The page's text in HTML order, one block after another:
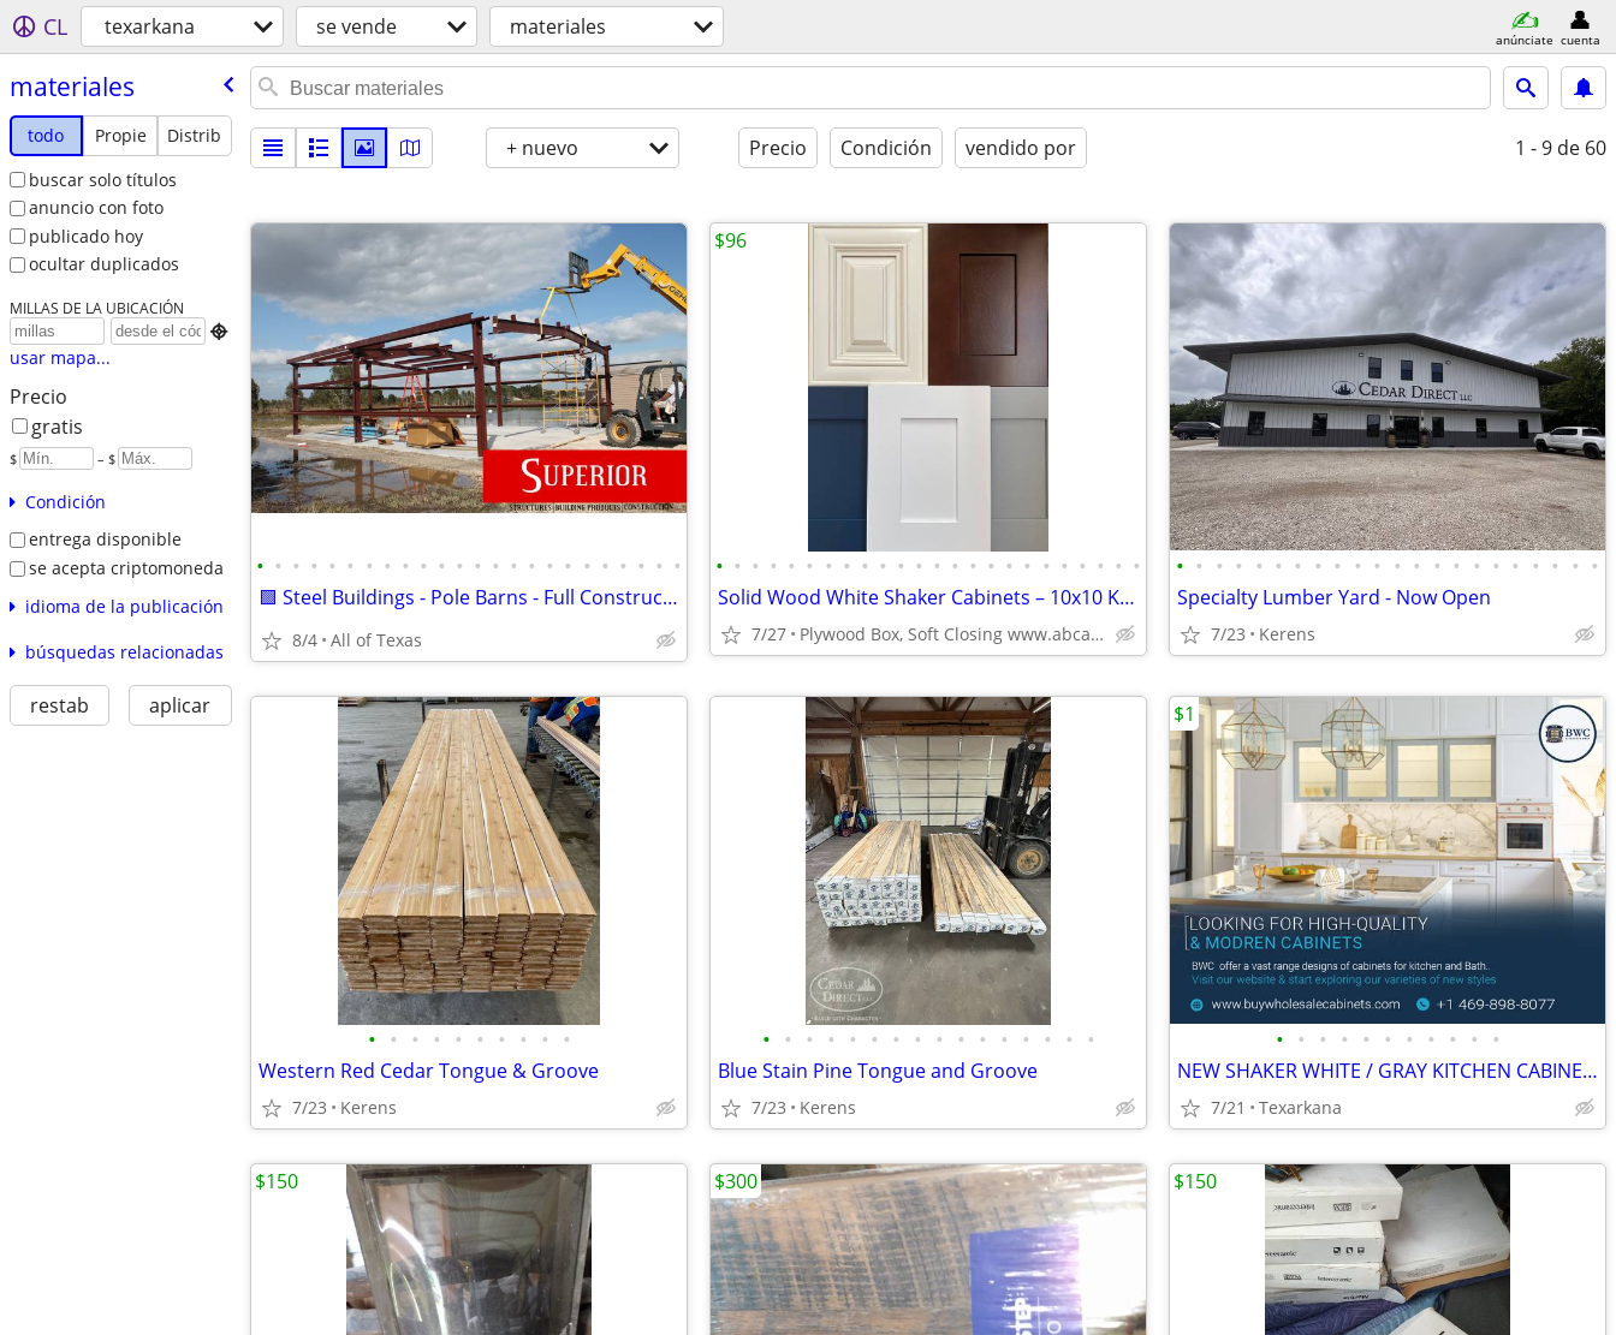
CL texarkana se vende materiales anúnciate cuenta
materiales
todo Propie
Distrib
buscar solo títulos
anuncio con foto
publicado hoy
ocultar duplicados
MILLAS DE LA UBICACIÓN

usar mapa...
Precio
gratis
$ – $
Condición
entrega disponible
se acepta criptomoneda
idioma de la publicación
búsquedas relacionadas
restab aplicar
+ nuevo Precio Condición vendido por 1 - 9 de 60
• • • • • • • • • • • • • • • • • • • • • • • •
🟩 Steel Buildings - Pole Barns - Full Construction Services🟩
8/4 All of Texas
• • • • • • • • • • • • • • • • • • • • • • • •
Solid Wood White Shaker Cabinets – 10x10 Kitchen from $1,950+ (Free De
7/27 Plywood Box, Soft Closing www.abcabinetry.com
$96
• • • • • • • • • • • • • • • • • • • • • •
Specialty Lumber Yard - Now Open
7/23 Kerens
• • • • • • • • • •
Western Red Cedar Tongue & Groove
7/23 Kerens
• • • • • • • • • • • • • • • •
Blue Stain Pine Tongue and Groove
7/23 Kerens
• • • • • • • • • • •
NEW SHAKER WHITE / GRAY KITCHEN CABINETS
7/21 Texarkana
$1
$150 $300 $150